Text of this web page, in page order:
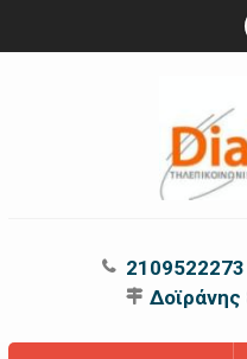
2109522273
Δοϊράνης